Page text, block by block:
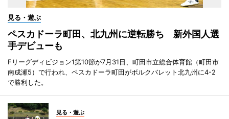
見る・遊ぶ
ペスカドーラ町田、北九州に逆転勝ち 新外国人選
手デビューも
Fリーグディビジョン1第10節が7月31日、町田市立総合体育館（町田市
南成瀬5）で行われ、ペスカドーラ町田がボルクバレット北九州に4-2
で勝利した。
見る・遊ぶ